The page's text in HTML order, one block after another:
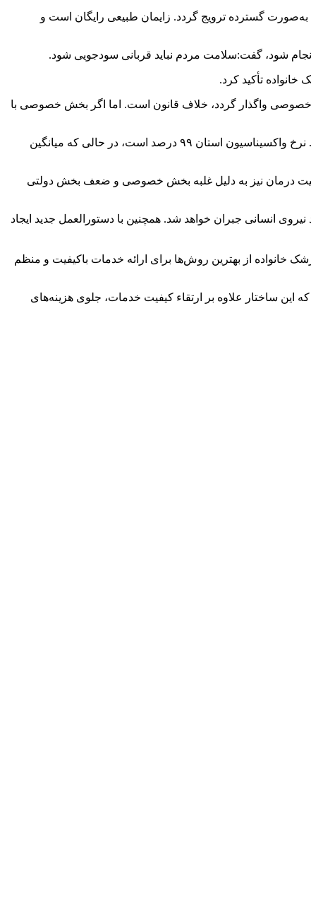
به‌صورت گسترده ترویج گردد. زایمان طبیعی رایگان است و
شود، گفت:سلامت مردم نباید قربانی سودجویی شود.
تأکید کرد.
خصوصی واگذار گردد، خلاف قانون است. اما اگر بخش خصوصی با
وی با مرور شاخص‌های سلامت استان گیلان گفت:در برخی زمینه‌ها مثل واکسیناسیون و مرگ‌ومیر نوزادان، گیلان جزو استان‌های برتر است. نرخ واکسیناسیون استان ۹۹ درصد است، در حالی که میانگین
درمان نیز به دلیل غلبه بخش خصوصی و ضعف بخش دولتی
انسانی جبران خواهد شد. همچنین با دستورالعمل‌ جدید ایجاد
از بهترین روش‌ها برای ارائه خدمات باکیفیت و منظم
ساختار علاوه بر ارتقاء کیفیت خدمات، جلوی هزینه‌های